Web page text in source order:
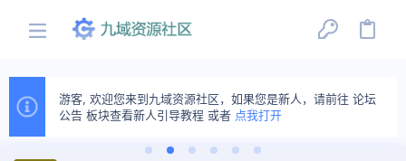
游客, 欢迎您来到九域资源社区，如果您是新人，请前往 论坛
公告 板块查看新人引导教程 或者 点我打开